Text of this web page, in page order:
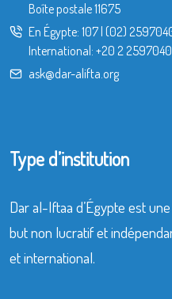
Boîte postale 11675
En Égypte: 107 (02)
International: +20 2
ask@dar-alifta.org
Type d’institution
Dar al-Iftaa d’Égypte est
but non lucratif et
et international.